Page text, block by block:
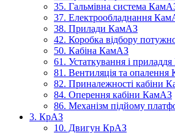
35. Гальмівна система
37. Електрообладнання
38. Прилади КамАЗ
42. Коробка відбору
50. Кабіна КамАЗ
61. Устаткування і
81. Вентиляція та
82. Приналежності кабіни
84. Оперення кабіни КамАЗ
86. Механізм підйому
3. КрАЗ
10. Двигун КрАЗ